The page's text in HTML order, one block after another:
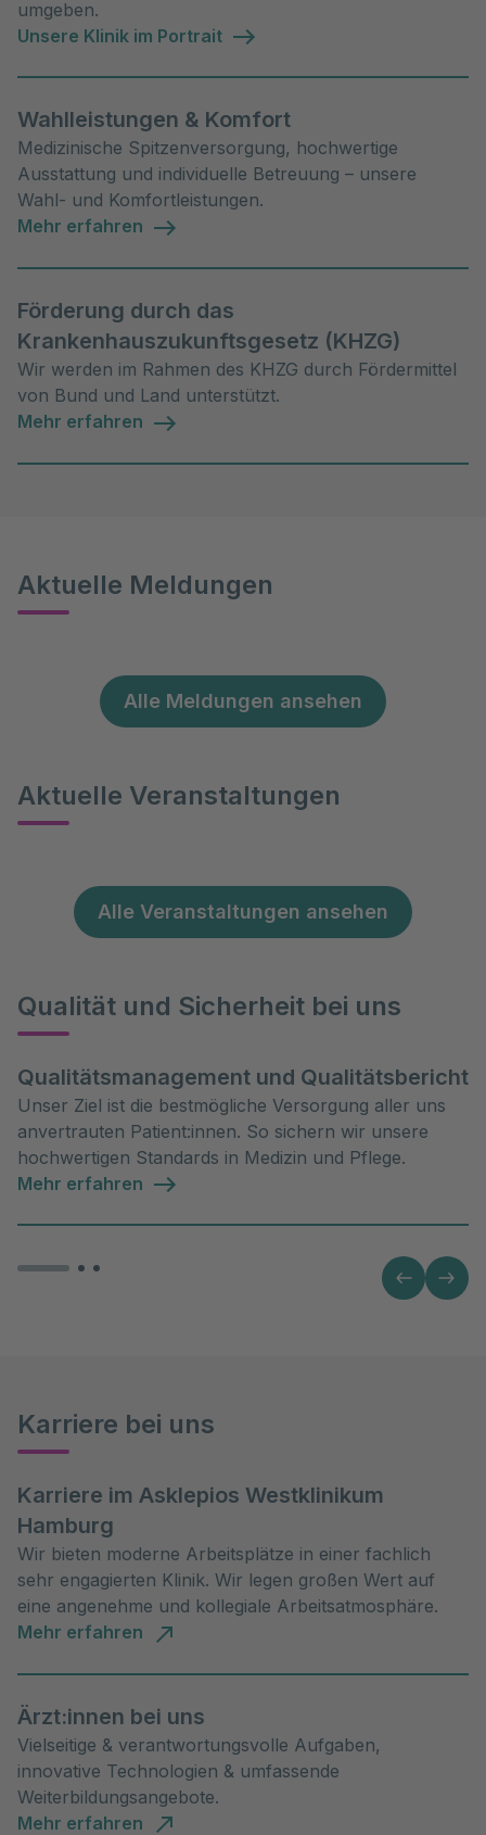
umgeben.
Unsere Klinik im Portrait
Wahlleistungen & Komfort
Medizinische Spitzenversorgung, hochwertige
Ausstattung und individuelle Betreuung – unsere
Wahl- und Komfortleistungen.
Mehr erfahren
Förderung durch das
Krankenhauszukunftsgesetz (KHZG)
Wir werden im Rahmen des KHZG durch Fördermittel
von Bund und Land unterstützt.
Mehr erfahren
Aktuelle Meldungen
Alle Meldungen ansehen
Aktuelle Veranstaltungen
Alle Veranstaltungen ansehen
Qualität und Sicherheit bei uns
Qualitätsmanagement und Qualitätsbericht
Unser Ziel ist die bestmögliche Versorgung aller uns
anvertrauten Patient:innen. So sichern wir unsere
hochwertigen Standards in Medizin und Pflege.
Mehr erfahren
Karriere bei uns
Karriere im Asklepios Westklinikum
Hamburg
Wir bieten moderne Arbeitsplätze in einer fachlich
sehr engagierten Klinik. Wir legen großen Wert auf
eine angenehme und kollegiale Arbeitsatmosphäre.
Mehr erfahren
Ärzt:innen bei uns
Vielseitige & verantwortungsvolle Aufgaben,
innovative Technologien & umfassende
Weiterbildungsangebote.
Mehr erfahren